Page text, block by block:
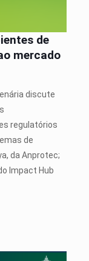
de
mercado
discute
regulatórios
de
da Anprotec;
Impact Hub